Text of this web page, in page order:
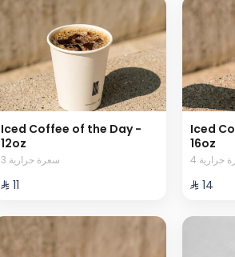
Iced Coffee of the Day -
12oz
3 سعرة حرارية
⁨⁦‪‬ 11⁩
Iced
16oz
حرارية
⁨⁦‪‬ 14⁩